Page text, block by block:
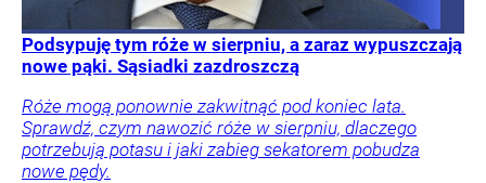
Podsypuję tym róże w sierpniu, a zaraz wypuszczają
nowe pąki. Sąsiadki zazdroszczą
Róże mogą ponownie zakwitnąć pod koniec lata.
Sprawdź, czym nawozić róże w sierpniu, dlaczego
potrzebują potasu i jaki zabieg sekatorem pobudza
nowe pędy.